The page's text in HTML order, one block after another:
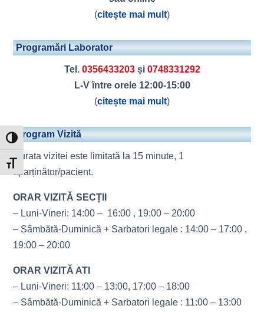
Toggle High Contrast
Toggle Font size
(citește mai mult)
Programări Laborator
Tel. 0356433203și 0748331292
L-V între orele 12:00-15:00
(citește mai mult)
Program Vizită
Durata vizitei este limitată la 15 minute, 1
aparținător/pacient.
ORAR VIZITĂ SECȚII
– Luni-Vineri: 14:00 – 16:00 , 19:00 – 20:00
– Sâmbătă-Duminică + Sarbatori legale : 14:00 – 17:00 ,
19:00 – 20:00
ORAR VIZITĂ ATI
– Luni-Vineri: 11:00 – 13:00, 17:00 – 18:00
– Sâmbătă-Duminică + Sarbatori legale : 11:00 – 13:00